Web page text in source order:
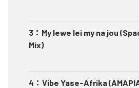
3 ： My lewe lei my na jou
Mix)
4 ： Vibe Yase-Afrika